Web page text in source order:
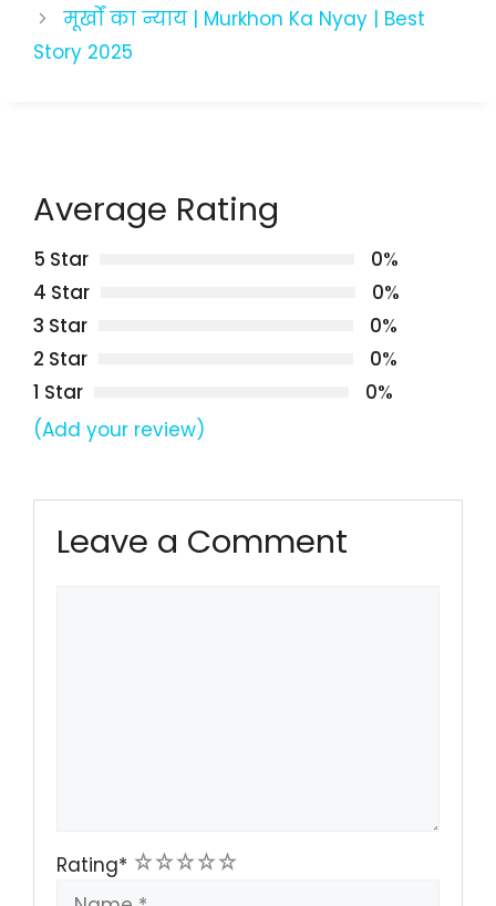
मूर्खों का न्याय | Murkhon Ka Nyay | Best
Story 2025
Average Rating
5 Star
0%
4 Star
0%
3 Star
0%
2 Star
0%
1 Star
0%
(Add your review)
Leave a Comment
Rating* 5
4
3
2
1
Name